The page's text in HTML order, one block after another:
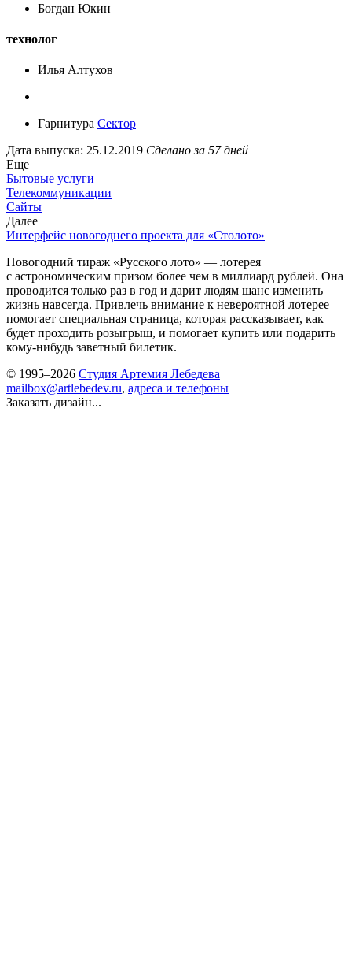
Богдан Юкин
технолог
Илья Алтухов
Гарнитура Сектор
Дата выпуска: 25.12.2019 Сделано за 57 дней
Еще
Бытовые услуги
Телекоммуникации
Сайты
Далее
Интерфейс новогоднего проекта для «Столото»
Новогодний тираж «Русского лото» — лотерея
с астрономическим призом более чем в миллиард рублей. Она
проводится только раз в год и дарит людям шанс изменить
жизнь навсегда. Привлечь внимание к невероятной лотерее
помогает специальная страница, которая рассказывает, как
будет проходить розыгрыш, и помогает купить или подарить
кому-нибудь заветный билетик.
© 1995–2026 Студия Артемия Лебедева
mailbox@artlebedev.ru, адреса и телефоны
Заказать дизайн...